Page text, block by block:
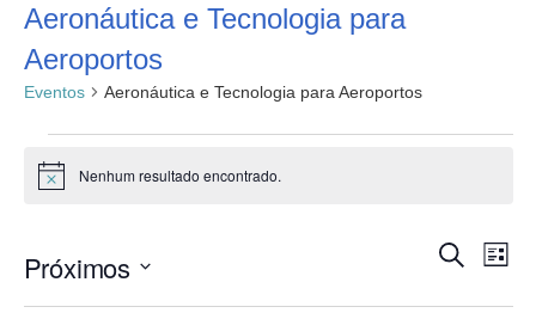
Aeronáutica e Tecnologia para
Aeroportos
Eventos Aeronáutica e Tecnologia para Aeroportos
Notice Nenhum resultado encontrado.
e
Procurar
eventos
Lista
Próximos